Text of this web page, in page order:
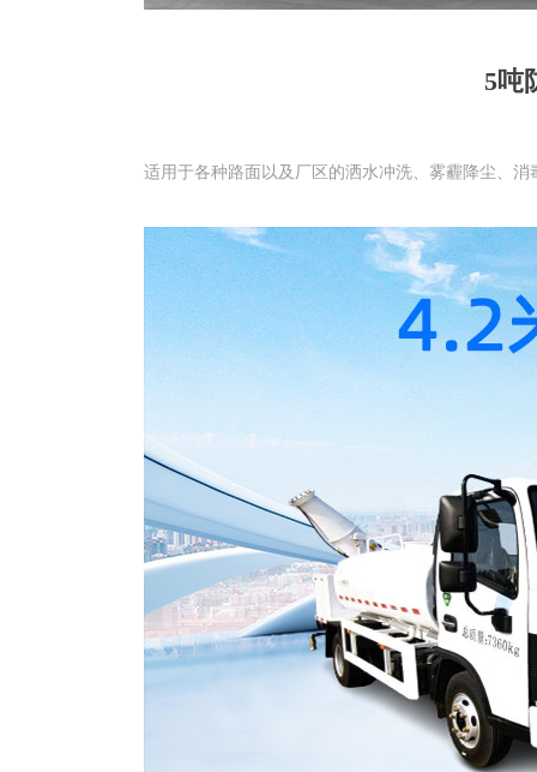
5吨
适用于各种路面以及厂区的洒水冲洗、雾霾降尘、